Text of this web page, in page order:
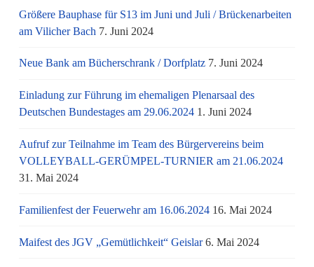
Größere Bauphase für S13 im Juni und Juli / Brü­cken­ar­bei­ten
am Vi­li­cher Bach 7. Juni 2024
Neue Bank am Bücherschrank / Dorfplatz 7. Juni 2024
Einladung zur Führung im ehemaligen Plenarsaal des
Deutschen Bundestages am 29.06.2024 1. Juni 2024
Aufruf zur Teilnahme im Team des Bürgervereins beim
VOLLEYBALL-GERÜMPEL-TURNIER am 21.06.2024
31. Mai 2024
Familienfest der Feuerwehr am 16.06.2024 16. Mai 2024
Maifest des JGV „Gemütlichkeit“ Geislar 6. Mai 2024